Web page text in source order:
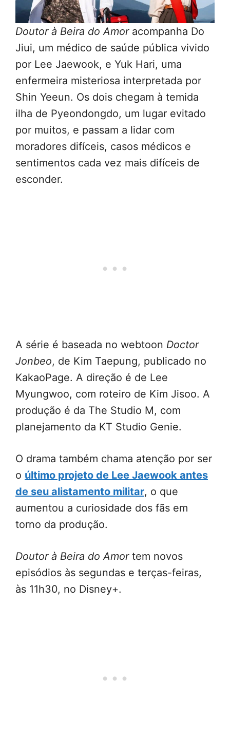
Doutor à Beira do Amoracompanha Do
Jiui, um médico de saúde pública vivido
por Lee Jaewook, e Yuk Hari, uma
enfermeira misteriosa interpretada por
Shin Yeeun. Os dois chegam à temida
ilha de Pyeondongdo, um lugar evitado
por muitos, e passam a lidar com
moradores difíceis, casos médicos e
sentimentos cada vez mais difíceis de
esconder.
A série é baseada no webtoon Doctor
Jonbeo, de Kim Taepung, publicado no
KakaoPage. A direção é de Lee
Myungwoo, com roteiro de Kim Jisoo. A
produção é da The Studio M, com
planejamento da KT Studio Genie.
O drama também chama atenção por ser
o último projeto de Lee Jaewook antes
de seu alistamento militar, o que
aumentou a curiosidade dos fãs em
torno da produção.
Doutor à Beira do Amortem novos
episódios às segundas e terças-feiras,
às 11h30, no Disney+.